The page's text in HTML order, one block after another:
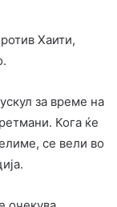
Хаити,
за време на
Кога ќе
се вели во